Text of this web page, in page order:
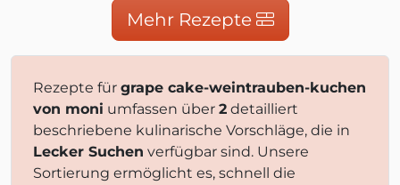
Mehr Rezepte
Rezepte für grape cake-weintrauben-kuchen
von moni umfassen über 2 detailliert
beschriebene kulinarische Vorschläge, die in
Lecker Suchen verfügbar sind. Unsere
Sortierung ermöglicht es, schnell die